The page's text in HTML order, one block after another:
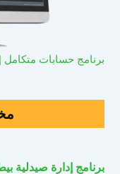
برنامج حسابات متكامل
برنامج إدارة صيدلية